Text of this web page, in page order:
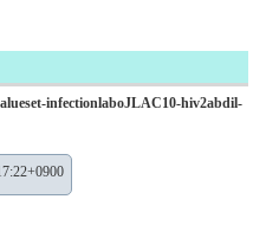
infectionlaboJLAC10-hiv2abdil-